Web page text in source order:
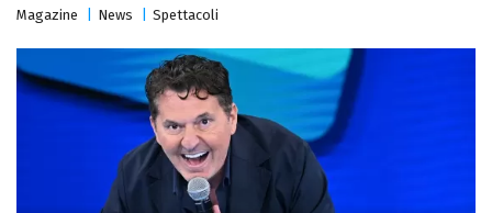
Magazine News Spettacoli